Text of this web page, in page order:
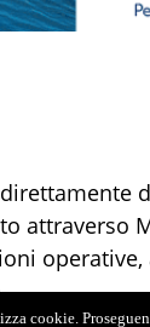
attraverso
cookie.